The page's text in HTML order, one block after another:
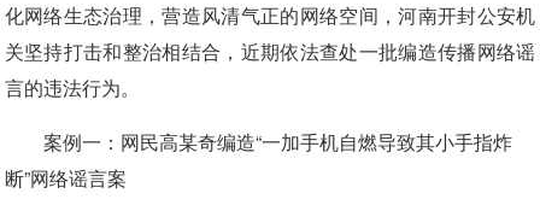
化网络生态治理，营造风清气正的网络空间，河南开封公安机
关坚持打击和整治相结合，近期依法查处一批编造传播网络谣
言的违法行为。
案例一： 网民高某奇编造“一加手机自燃导致其小手指炸
断”网络谣言案